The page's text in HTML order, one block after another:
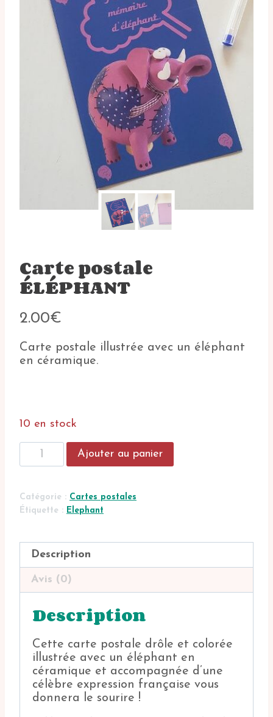
Carte postale
ÉLÉPHANT
2.00€
Carte postale illustrée avec un éléphant
en céramique.
10 en stock
quantité
ÉLÉPHANT
Ajouter au panier
Catégorie : Cartes postales
Étiquette : Elephant
Description
Avis (0)
Description
Cette carte postale drôle et colorée
illustrée avec un éléphant en
céramique et accompagnée d’une
célèbre expression française vous
donnera le sourire !